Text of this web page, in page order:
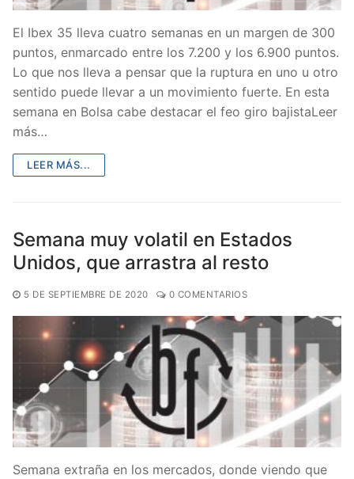
El Ibex 35 lleva cuatro semanas en un margen de 300
puntos, enmarcado entre los 7.200 y los 6.900 puntos.
Lo que nos lleva a pensar que la ruptura en uno u otro
sentido puede llevar a un movimiento fuerte. En esta
semana en Bolsa cabe destacar el feo giro bajistaLeer
más…
LEER MÁS...
Semana muy volatil en Estados
Unidos, que arrastra al resto
5 DE SEPTIEMBRE DE 2020 0 COMENTARIOS
Semana extraña en los mercados, donde viendo que